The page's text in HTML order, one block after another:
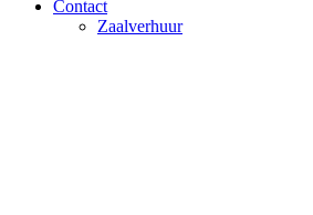
Contact
Zaalverhuur